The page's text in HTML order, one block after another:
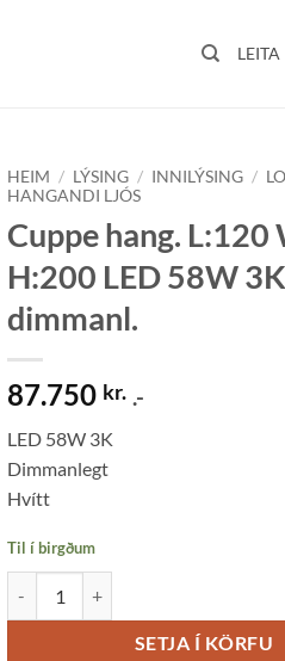
LEITA
HEIM / LÝSING / INNILÝSING /
HANGANDI LJÓS
Cuppe hang. L:120
H:200 LED 58W
dimmanl.
87.750 kr. .-
LED 58W 3K
Dimmanlegt
Hvítt
Til í birgðum
SETJA Í KÖRFU